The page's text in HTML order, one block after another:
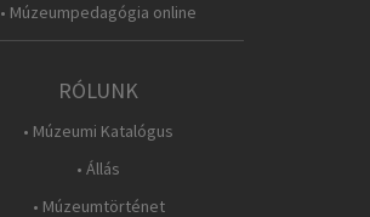
• Múzeumpedagógia online
RÓLUNK
• Múzeumi Katalógus
• Állás
• Múzeumtörténet